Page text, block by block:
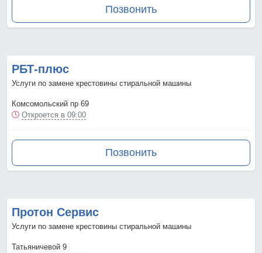
Позвонить
РБТ-плюс
Услуги по замене крестовины стиральной машины
Комсомольский пр 69
Откроется в 09:00
Позвонить
Протон Сервис
Услуги по замене крестовины стиральной машины
Татьяничевой 9